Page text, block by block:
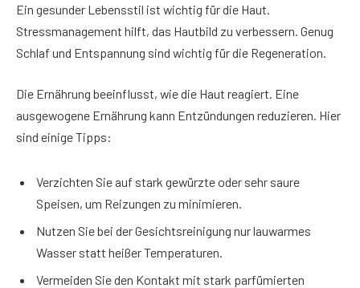
Ein gesunder Lebensstil ist wichtig für die Haut.
Stressmanagement hilft, das Hautbild zu verbessern. Genug
Schlaf und Entspannung sind wichtig für die Regeneration.
Die Ernährung beeinflusst, wie die Haut reagiert. Eine
ausgewogene Ernährung kann Entzündungen reduzieren. Hier
sind einige Tipps:
Verzichten Sie auf stark gewürzte oder sehr saure
Speisen, um Reizungen zu minimieren.
Nutzen Sie bei der Gesichtsreinigung nur lauwarmes
Wasser statt heißer Temperaturen.
Vermeiden Sie den Kontakt mit stark parfümierten